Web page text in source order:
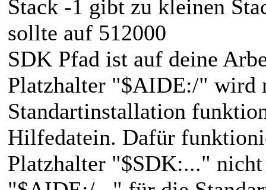
Stack -1 gibt zu kleinen
sollte auf 512000
SDK Pfad ist auf deine
Platzhalter "$AIDE:/" wird
Standartinstallation
Hilfedatein. Dafür
Platzhalter "$SDK:..."